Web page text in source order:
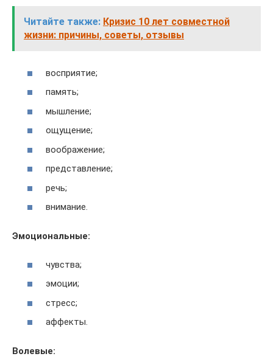
Читайте также: Кризис 10 лет совместной
жизни: причины, советы, отзывы
восприятие;
память;
мышление;
ощущение;
воображение;
представление;
речь;
внимание.
Эмоциональные:
чувства;
эмоции;
стресс;
аффекты.
Волевые: